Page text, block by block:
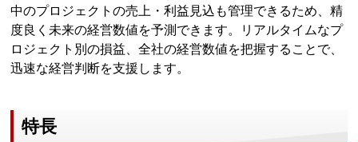
中のプロジェクトの売上・利益見込も管理できるため、精
度良く未来の経営数値を予測できます。リアルタイムなプ
ロジェクト別の損益、全社の経営数値を把握することで、
迅速な経営判断を支援します。
特長